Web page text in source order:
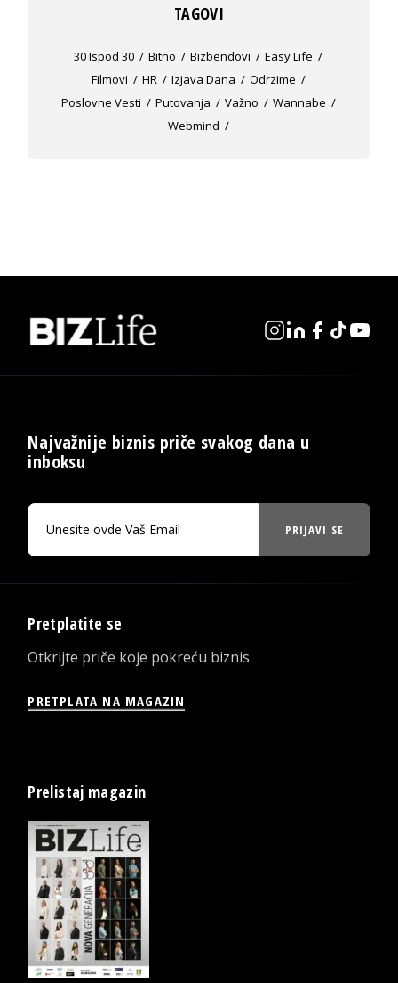
TAGOVI
30 Ispod 30 Bitno Bizbendovi
Easy Life
Filmovi
HR Izjava Dana
Odrzime
Poslovne Vesti
Putovanja Važno
Wannabe
Webmind
Najvažnije biznis priče svakog dana u
inboksu
PRIJAVI SE
Pretplatite se
Otkrijte priče koje pokreću biznis
PRETPLATA NA MAGAZIN
Prelistaj magazin